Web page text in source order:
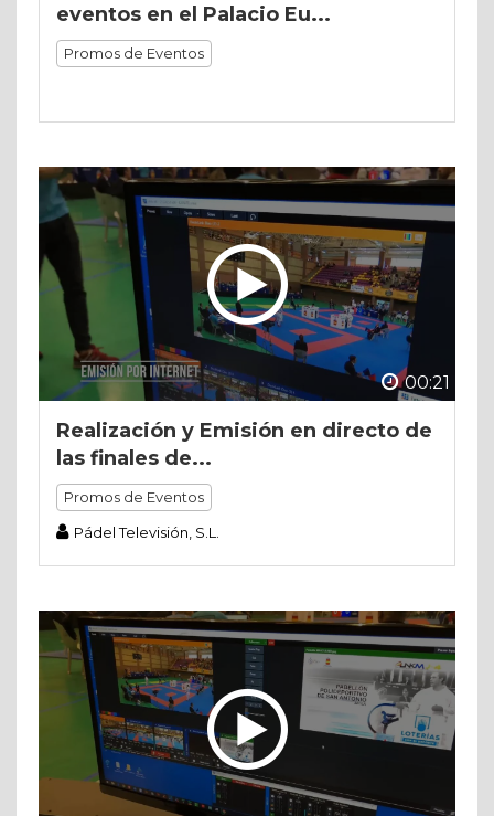
eventos en el Palacio Eu...
Promos de Eventos
00:21
Realización y Emisión en directo de
las finales de...
Promos de Eventos
Pádel Televisión, S.L.